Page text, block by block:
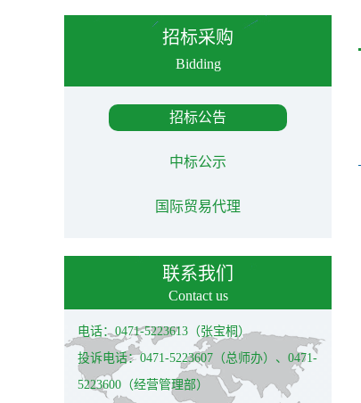
招标采购
Bidding
招标公告
中标公示
国际贸易代理
联系我们
Contact us
电话：0471-5223613（张宝桐）
投诉电话：0471-5223607（总师办）、0471-
5223600（经营管理部）